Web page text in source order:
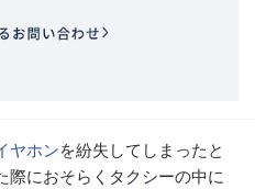
ヤホンを紛失してしまったと
際におそらくタクシーの中に